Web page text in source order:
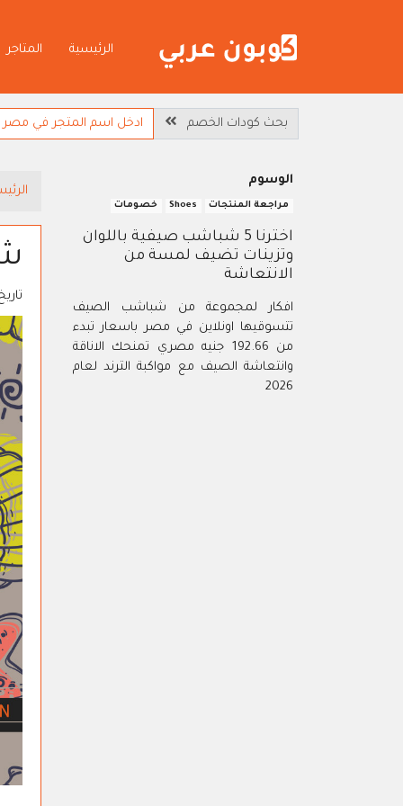
الرئيسية المتاجر
بحث كودات الخصم
الوسوم
مراجعة المنتجات Shoes خصومات
اخترنا 5 شباشب صيفية باللوان
وتزينات تضيف لمسة من
الانتعاشة
افكار لمجموعة من شباشب الصيف
تتسوقيها اونلاين في مصر باسعار تبدء
من 192.66 جنيه مصري تمنحك الاناقة
وانتعاشة الصيف مع مواكبة الترند لعام
2026